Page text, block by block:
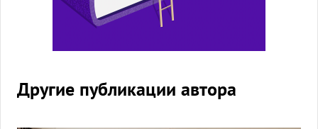
Другие публикации автора